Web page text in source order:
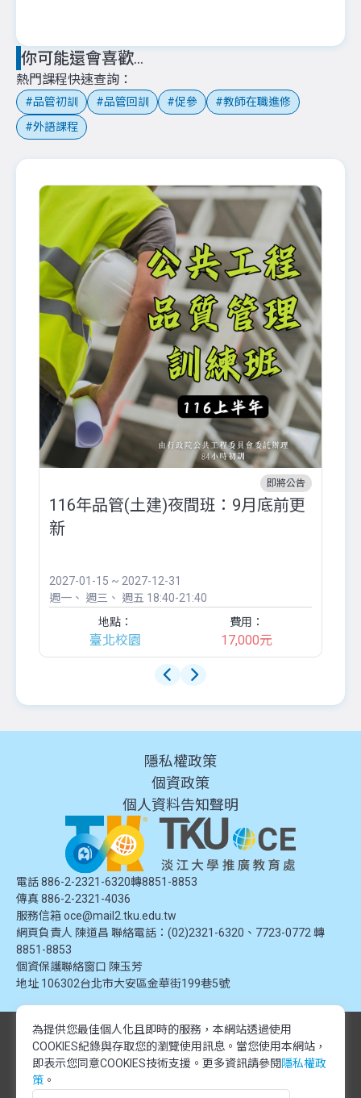
你可能還會喜歡...
熱門課程快速查詢
品管初訓 品管回訓 促參
教師在職進修
外語課程
即將公告
116年品管(土建)夜間班：9月底前更
新
2027-01-15 ~ 2027-12-31
週一
週三 週五 18:40-21:40
地點：
臺北校園
費用：
17,000元
隱私權政策
個資政策
個人資料告知聲明
電話 886-2-2321-6320轉8851-8853
傳真 886-2-2321-4036
服務信箱 oce@mail2.tku.edu.tw
網頁負責人 陳道昌 聯絡電話：(02)2321-6320、7723-0772 轉
8851-8853
個資保護聯絡窗口 陳玉芳
地址 106302台北市大安區金華街199巷5號
© 2024 淡江大學推廣教育處. 版權所有。本網站內容由淡江大學推廣教育處
提供，未經授權禁止轉載或引用。所有課程資訊、圖片及資料皆屬本單位所
有，僅供學習交流使用。
© 2024 Tamkang University Office of Continuing Education. All rights
reserved.The content of this website is provided by Tamkang University
為提供您最佳個人化且即時的服務，本網站透過使用
COOKIES紀錄與存取您的瀏覽使用訊息。 當您使用本網站，
即表示您同意COOKIES技術支援。更多資訊請參閱 隱私權政
策 。